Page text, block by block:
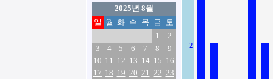
2025년 8월
일 월 화 수 목 금 토
1
2
3
4 5 6 7 8
9
10 11 12 13 14 15 16
17 18 19 20 21 22 23
2